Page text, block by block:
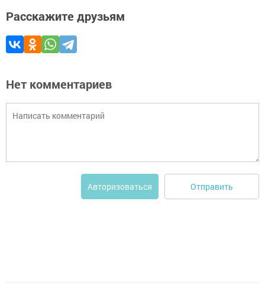
Расскажите друзьям
Нет комментариев
Авторизоваться Отправить